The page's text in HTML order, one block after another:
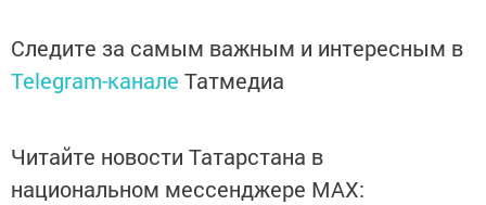
Следите за самым важным и интересным в
Telegram-канале Татмедиа
Читайте новости Татарстана в
национальном мессенджере MАХ: